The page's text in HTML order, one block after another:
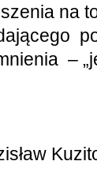
na
–